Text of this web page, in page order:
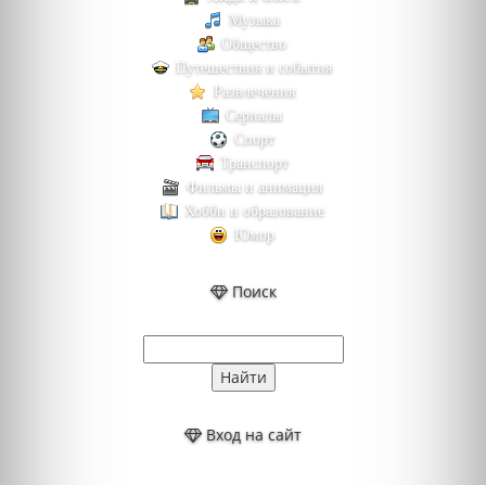
Музыка
Общество
Путешествия и события
Развлечения
Сериалы
Спорт
Транспорт
Фильмы и анимация
Хобби и образование
Юмор
Поиск
Вход на сайт